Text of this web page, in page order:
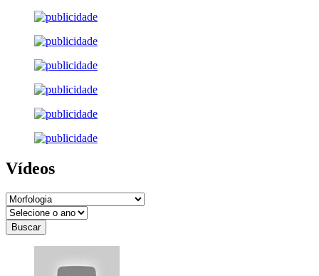
Vídeos